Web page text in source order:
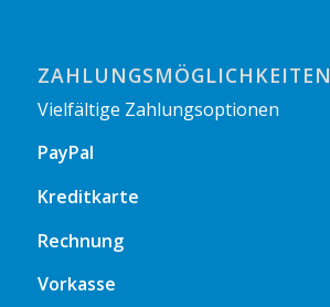
ZAHLUNGSMÖGLICHKEITEN
Vielfältige Zahlungsoptionen
PayPal
Kreditkarte
Rechnung
Vorkasse